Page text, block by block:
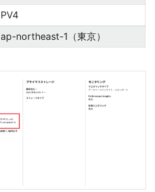
PV4
ap-northeast-1（東京）